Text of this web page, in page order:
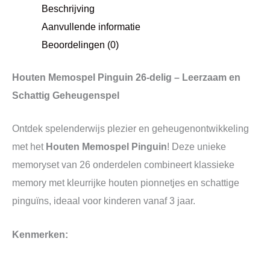
Beschrijving
Aanvullende informatie
Beoordelingen (0)
Houten Memospel Pinguin 26-delig – Leerzaam en
Schattig Geheugenspel
Ontdek spelenderwijs plezier en geheugenontwikkeling
met het Houten Memospel Pinguin! Deze unieke
memoryset van 26 onderdelen combineert klassieke
memory met kleurrijke houten pionnetjes en schattige
pinguïns, ideaal voor kinderen vanaf 3 jaar.
Kenmerken: